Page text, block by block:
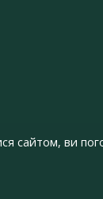
сайтом, ви